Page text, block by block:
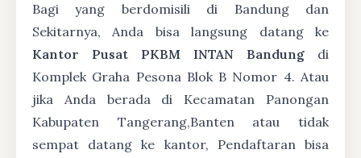
Bagi yang berdomisili di Bandung dan
Sekitarnya, Anda bisa langsung datang ke
Kantor Pusat PKBM INTAN Bandung di
Komplek Graha Pesona Blok B Nomor 4. Atau
jika Anda berada di Kecamatan Panongan
Kabupaten Tangerang,Banten atau tidak
sempat datang ke kantor, Pendaftaran bisa